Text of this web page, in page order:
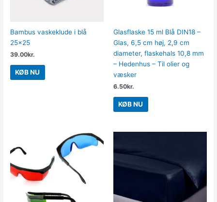
Bambus vaskeklude i blå
25×25
39.00kr.
KØB NU
Glasflaske 15 ml Blå DIN18 –
Glas, 6,5 cm høj, 2,9 cm
diameter, flaskehals 10,8 mm
– Hedenhus – Til olier og
væsker
6.50kr.
KØB NU